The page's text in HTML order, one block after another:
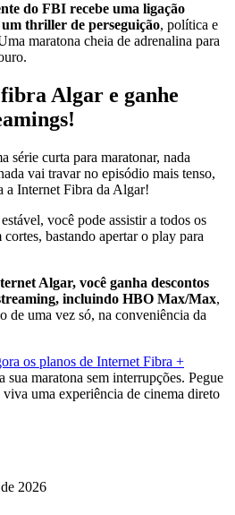
do FBI recebe uma ligação
thriller de perseguição, política e
maratona cheia de adrenalina para
Algar e ganhe
série curta para maratonar, nada
vai travar no episódio mais tenso,
a Internet Fibra da Algar!
você pode assistir a todos os
bastando apertar o play para
Algar, você ganha descontos
incluindo HBO Max/Max,
de uma vez só, na conveniência da
os planos de Internet Fibra +
sua maratona sem interrupções. Pegue
viva uma experiência de cinema direto
2026